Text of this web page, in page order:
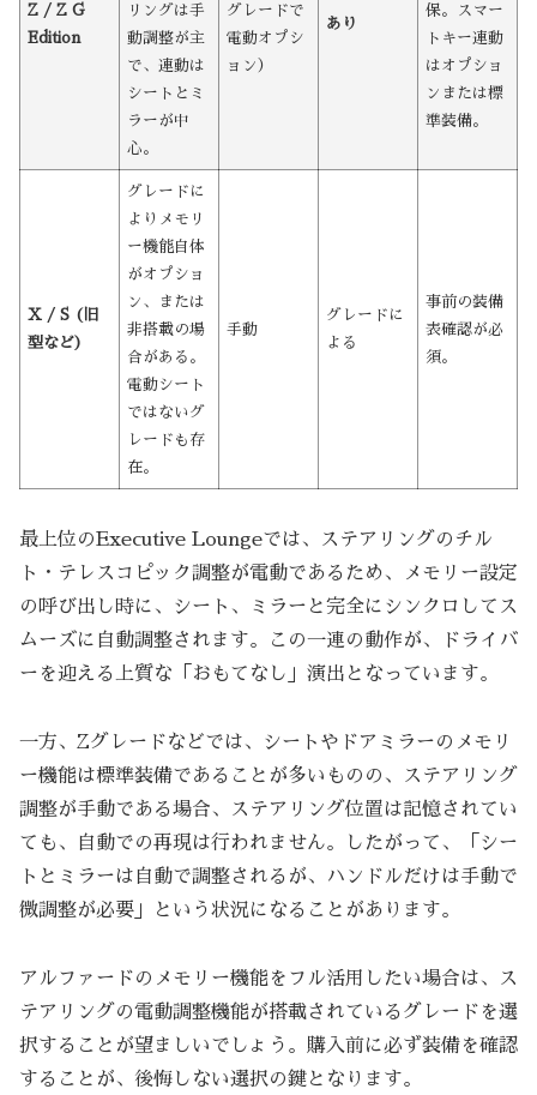
Z / Z G
Edition
リングは手
動調整が主
で、連動は
シートとミ
ラーが中
心。
グレードで
電動オプシ
ョン）
あり
保。スマー
トキー連動
はオプショ
ンまたは標
準装備。
X / S (旧
型など)
グレードに
よりメモリ
ー機能自体
がオプショ
ン、または
非搭載の場
合がある。
電動シート
ではないグ
レードも存
在。
手動
グレードに
よる
事前の装備
表確認が必
須。
最上位のExecutive Loungeでは、ステアリングのチル
ト・テレスコピック調整が電動であるため、メモリー設定
の呼び出し時に、シート、ミラーと完全にシンクロしてス
ムーズに自動調整されます。この一連の動作が、ドライバ
ーを迎える上質な「おもてなし」演出となっています。
一方、Zグレードなどでは、シートやドアミラーのメモリ
ー機能は標準装備であることが多いものの、ステアリング
調整が手動である場合、ステアリング位置は記憶されてい
ても、自動での再現は行われません。したがって、「シー
トとミラーは自動で調整されるが、ハンドルだけは手動で
微調整が必要」という状況になることがあります。
アルファードのメモリー機能をフル活用したい場合は、ス
テアリングの電動調整機能が搭載されているグレードを選
択することが望ましいでしょう。購入前に必ず装備を確認
することが、後悔しない選択の鍵となります。